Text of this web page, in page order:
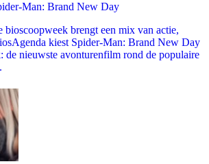
Man: Brand New Day
bioscoopweek brengt een mix van actie,
kiest Spider-Man: Brand New Day
de nieuwste avonturenfilm rond de populaire